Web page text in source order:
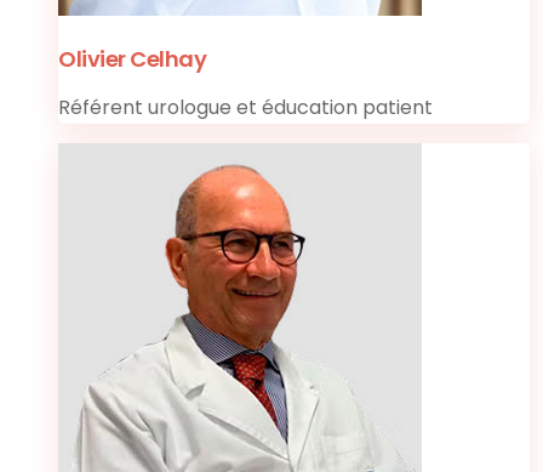
Olivier Celhay
Référent urologue et éducation patient